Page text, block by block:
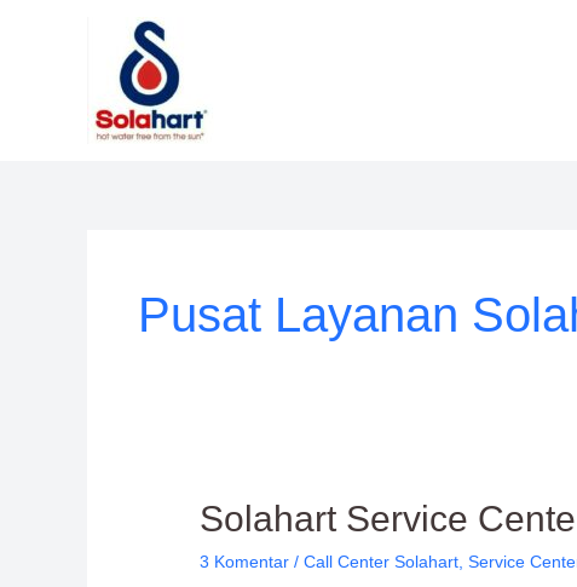
Pusat Layanan
Solahart Service
3 Komentar /Call Center Solahart ,Service
Solahart
Center